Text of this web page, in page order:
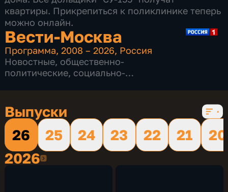
квартиры. Прикрепиться к поликлинике теперь
можно онлайн.
Вести-Москва
Программа,2008 – 2026, Россия
Новостные, общественно-
политические, социально-
Выпуски
26
25 24 23 22 21
20
20262026